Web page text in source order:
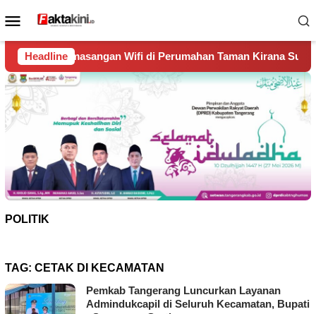
ke
Menu
Mobile
Headline
Wifi di Perumahan Taman Kirana Surya Solear
POLITIK
TAG: CETAK DI KECAMATAN
Pemkab Tangerang Luncurkan Layanan
Admindukcapil di Seluruh Kecamatan, Bupati